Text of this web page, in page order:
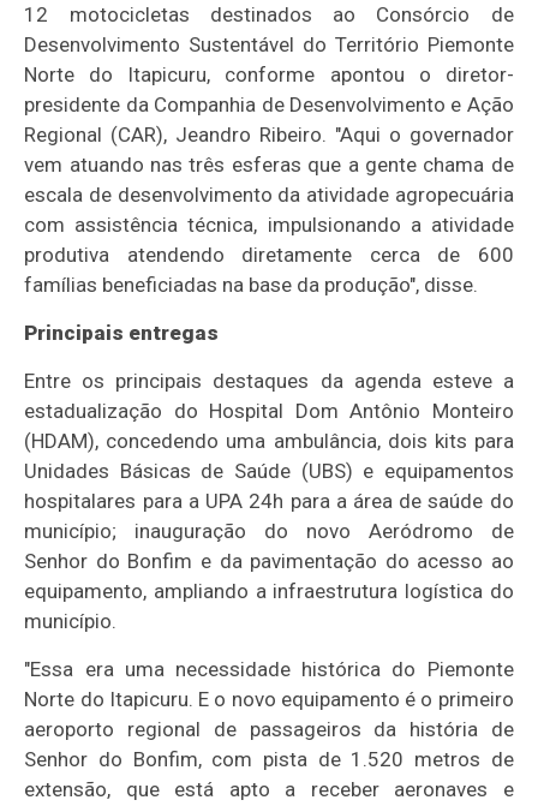
12 motocicletas destinados ao Consórcio de
Desenvolvimento Sustentável do Território Piemonte
Norte do Itapicuru, conforme apontou o diretor-
presidente da Companhia de Desenvolvimento e Ação
Regional (CAR), Jeandro Ribeiro. "Aqui o governador
vem atuando nas três esferas que a gente chama de
escala de desenvolvimento da atividade agropecuária
com assistência técnica, impulsionando a atividade
produtiva atendendo diretamente cerca de 600
famílias beneficiadas na base da produção", disse.
Principais entregas
Entre os principais destaques da agenda esteve a
estadualização do Hospital Dom Antônio Monteiro
(HDAM), concedendo uma ambulância, dois kits para
Unidades Básicas de Saúde (UBS) e equipamentos
hospitalares para a UPA 24h para a área de saúde do
município; inauguração do novo Aeródromo de
Senhor do Bonfim e da pavimentação do acesso ao
equipamento, ampliando a infraestrutura logística do
município.
"Essa era uma necessidade histórica do Piemonte
Norte do Itapicuru. E o novo equipamento é o primeiro
aeroporto regional de passageiros da história de
Senhor do Bonfim, com pista de 1.520 metros de
extensão, que está apto a receber aeronaves e